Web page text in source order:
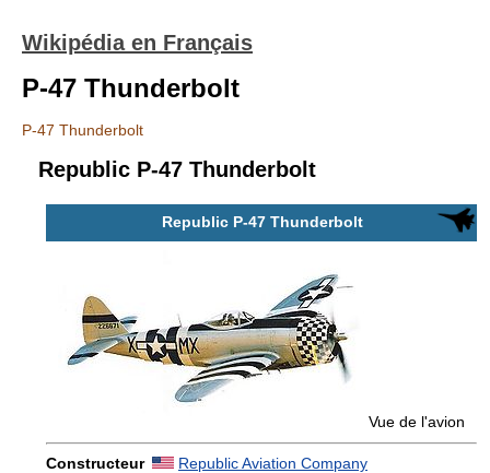
Wikipédia en Français
P-47 Thunderbolt
P-47 Thunderbolt
Republic P-47 Thunderbolt
Republic P-47 Thunderbolt
Vue de l'avion
Constructeur
Republic Aviation Company